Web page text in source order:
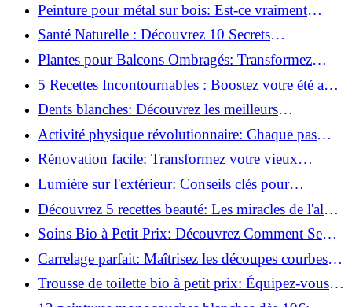
Peinture pour métal sur bois: Est-ce vraiment
possible?
Santé Naturelle : Découvrez 10 Secrets
Incontournables pour un Bien-être Optimal!
Plantes pour Balcons Ombragés: Transformez
votre Terrasse en Oasis Verte!
5 Recettes Incontournables : Boostez votre été avec
des huiles essentielles!
Dents blanches: Découvrez les meilleurs
ingrédients naturels!
Activité physique révolutionnaire: Chaque pas
compte pour votre santé!
Rénovation facile: Transformez votre vieux
parquet irrégulier en un clin d'œil!
Lumière sur l'extérieur: Conseils clés pour
concevoir et installer votre éclairage!
Découvrez 5 recettes beauté: Les miracles de l'aloe
vera pour votre peau!
Soins Bio à Petit Prix: Découvrez Comment Se
Chouchouter Pour Moins de 35€!
Carrelage parfait: Maîtrisez les découpes courbes
facilement!
Trousse de toilette bio à petit prix: Équipez-vous
pour moins de 25€!